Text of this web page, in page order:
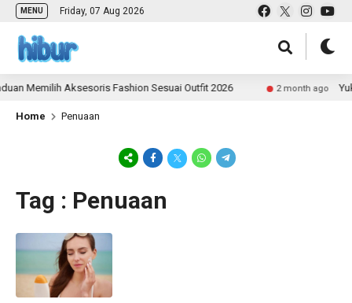
MENU Friday, 07 Aug 2026
Memilih Aksesoris Fashion Sesuai Outfit 2026 2 month ago
Home Penuaan
Tag : Penuaan